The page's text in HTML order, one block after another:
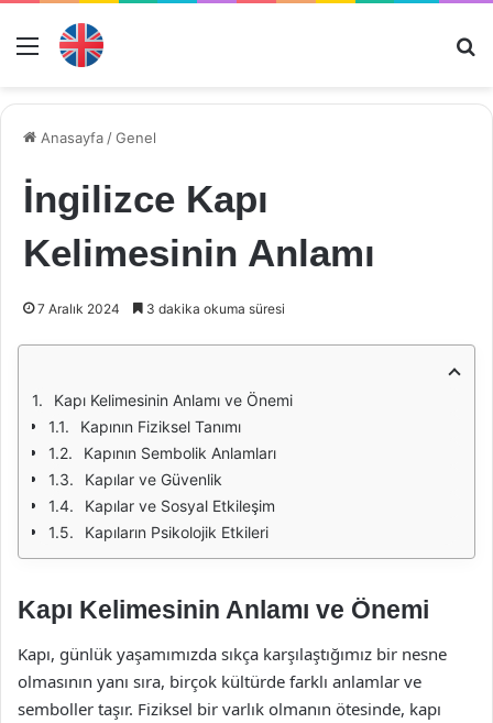
Menü
Anasayfa /Genel
İngilizce Kapı
Kelimesinin Anlamı
7 Aralık 2024 3 dakika okuma süresi
Kapı Kelimesinin Anlamı ve Önemi
Kapının Fiziksel Tanımı
Kapının Sembolik Anlamları
Kapılar ve Güvenlik
Kapılar ve Sosyal Etkileşim
Kapıların Psikolojik Etkileri
Kapı Kelimesinin Anlamı ve Önemi
Kapı, günlük yaşamımızda sıkça karşılaştığımız bir nesne
olmasının yanı sıra, birçok kültürde farklı anlamlar ve
semboller taşır. Fiziksel bir varlık olmanın ötesinde, kapı